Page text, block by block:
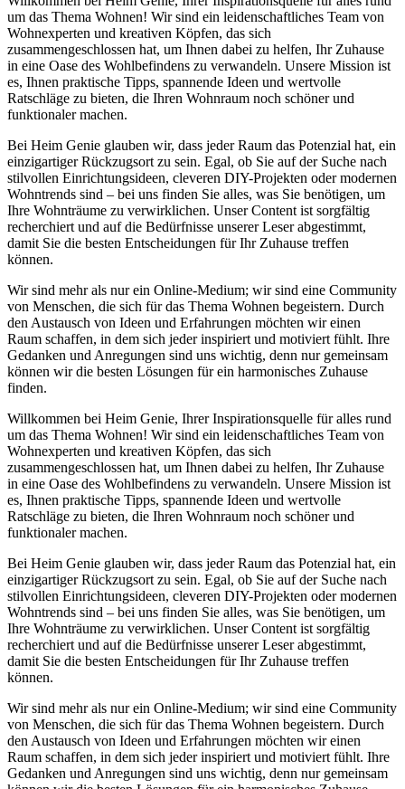
um das Thema Wohnen! Wir sind ein leidenschaftliches Team von
Wohnexperten und kreativen Köpfen, das sich
zusammengeschlossen hat, um Ihnen dabei zu helfen, Ihr Zuhause
in eine Oase des Wohlbefindens zu verwandeln. Unsere Mission ist
es, Ihnen praktische Tipps, spannende Ideen und wertvolle
Ratschläge zu bieten, die Ihren Wohnraum noch schöner und
funktionaler machen.
Bei Heim Genie glauben wir, dass jeder Raum das Potenzial hat, ein
einzigartiger Rückzugsort zu sein. Egal, ob Sie auf der Suche nach
stilvollen Einrichtungsideen, cleveren DIY-Projekten oder modernen
Wohntrends sind – bei uns finden Sie alles, was Sie benötigen, um
Ihre Wohnträume zu verwirklichen. Unser Content ist sorgfältig
recherchiert und auf die Bedürfnisse unserer Leser abgestimmt,
damit Sie die besten Entscheidungen für Ihr Zuhause treffen
können.
Wir sind mehr als nur ein Online-Medium; wir sind eine Community
von Menschen, die sich für das Thema Wohnen begeistern. Durch
den Austausch von Ideen und Erfahrungen möchten wir einen
Raum schaffen, in dem sich jeder inspiriert und motiviert fühlt. Ihre
Gedanken und Anregungen sind uns wichtig, denn nur gemeinsam
können wir die besten Lösungen für ein harmonisches Zuhause
finden.
Willkommen bei Heim Genie, Ihrer Inspirationsquelle für alles rund
um das Thema Wohnen! Wir sind ein leidenschaftliches Team von
Wohnexperten und kreativen Köpfen, das sich
zusammengeschlossen hat, um Ihnen dabei zu helfen, Ihr Zuhause
in eine Oase des Wohlbefindens zu verwandeln. Unsere Mission ist
es, Ihnen praktische Tipps, spannende Ideen und wertvolle
Ratschläge zu bieten, die Ihren Wohnraum noch schöner und
funktionaler machen.
Bei Heim Genie glauben wir, dass jeder Raum das Potenzial hat, ein
einzigartiger Rückzugsort zu sein. Egal, ob Sie auf der Suche nach
stilvollen Einrichtungsideen, cleveren DIY-Projekten oder modernen
Wohntrends sind – bei uns finden Sie alles, was Sie benötigen, um
Ihre Wohnträume zu verwirklichen. Unser Content ist sorgfältig
recherchiert und auf die Bedürfnisse unserer Leser abgestimmt,
damit Sie die besten Entscheidungen für Ihr Zuhause treffen
können.
Wir sind mehr als nur ein Online-Medium; wir sind eine Community
von Menschen, die sich für das Thema Wohnen begeistern. Durch
den Austausch von Ideen und Erfahrungen möchten wir einen
Raum schaffen, in dem sich jeder inspiriert und motiviert fühlt. Ihre
Gedanken und Anregungen sind uns wichtig, denn nur gemeinsam